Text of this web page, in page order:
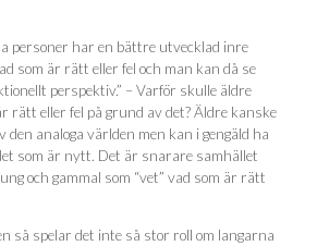
personer har en bättre utvecklad inre
som är rätt eller fel och man kan då se
perspektiv.” – Varför skulle äldre
rätt eller fel på grund av det? Äldre kanske
analoga världen men kan i gengäld ha
som är nytt. Det är snarare samhället
och gammal som “vet” vad som är rätt
så spelar det inte så stor roll om langarna